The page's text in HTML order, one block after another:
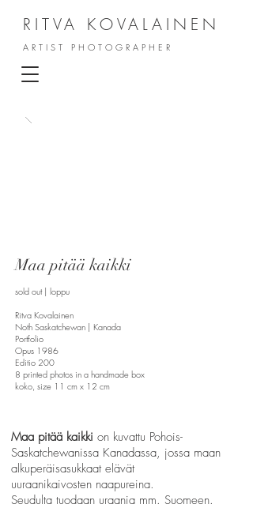
RITVA KOVALAINEN
ARTIST PHOTOGRAPHER
Maa pitää kaikki
sold out | loppu
Ritva Kovalainen
Noth Saskatchewan | Kanada
Portfolio
Opus 1986
Editio 200
8 printed photos in a handmade box
koko, size 11 cm x 12 cm
Maa pitää kaikki on kuvattu Pohois-
Saskatchewanissa Kanadassa, jossa maan
alkuperäisasukkaat elävät
uuraanikaivosten naapureina.
Seudulta tuodaan uraania mm. Suomeen.